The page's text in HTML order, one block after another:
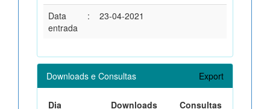
Data
entrada
: 23-04-2021
Downloads e Consultas Export
Dia Downloads
Consultas